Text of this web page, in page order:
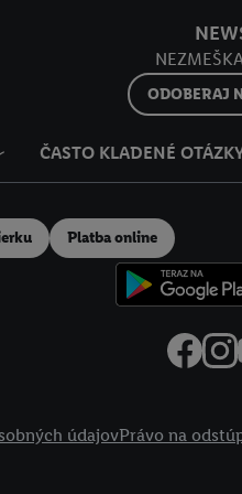
ODOBERAJ
ČASTO KLADENÉ
Platba online
údajovPrávo na